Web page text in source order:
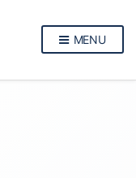
MENU